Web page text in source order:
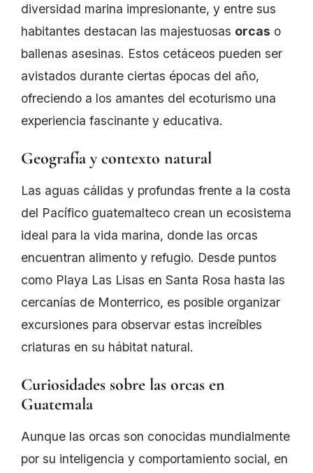
diversidad marina impresionante, y entre sus
habitantes destacan las majestuosas orcas o
ballenas asesinas. Estos cetáceos pueden ser
avistados durante ciertas épocas del año,
ofreciendo a los amantes del ecoturismo una
experiencia fascinante y educativa.
Geografía y contexto natural
Las aguas cálidas y profundas frente a la costa
del Pacífico guatemalteco crean un ecosistema
ideal para la vida marina, donde las orcas
encuentran alimento y refugio. Desde puntos
como Playa Las Lisas en Santa Rosa hasta las
cercanías de Monterrico, es posible organizar
excursiones para observar estas increíbles
criaturas en su hábitat natural.
Curiosidades sobre las orcas en
Guatemala
Aunque las orcas son conocidas mundialmente
por su inteligencia y comportamiento social, en